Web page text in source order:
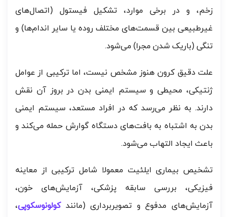
زخم، و در برخی موارد، تشکیل فیستول (اتصال‌های
غیرطبیعی بین قسمت‌های مختلف روده یا سایر اندام‌ها) و
تنگی (باریک شدن مجرا) می‌شود.
علت دقیق کرون هنوز مشخص نیست، اما ترکیبی از عوامل
ژنتیکی، محیطی و سیستم ایمنی بدن در بروز آن نقش
دارند. به نظر می‌رسد که در افراد مستعد، سیستم ایمنی
بدن به اشتباه به بافت‌های دستگاه گوارش حمله می‌کند و
باعث ایجاد التهاب می‌شود.
تشخیص بیماری ایلئیت معمولا شامل ترکیبی از معاینه
فیزیکی، بررسی سابقه پزشکی، آزمایش‌های خون،
آزمایش‌های مدفوع و تصویربرداری (مانندکولونوسکوپی،